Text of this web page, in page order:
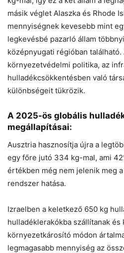
másik véglet Alaszka és Rhode
mennyiségnek kevesebb mint
legkevésbé pazarló állam
középnyugati régióban
környezetvédelmi politika, az
hulladékcsökkentésben való
különbségeit tükrözik.
A 2025-ös globális
megállapításai:
Ausztria hasznosítja újra a
egy főre jutó 334 kg-mal, ami
értékben még nem jelenik meg
rendszer hatása.
Izraelben a keletkező 650 kg
hulladéklerakókba szállítanak és
környezetkárosító módon
legmagasabb mennyiség az